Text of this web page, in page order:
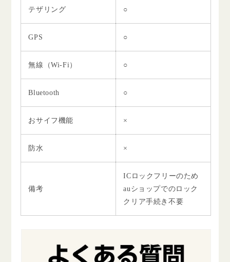
テザリング ○
GPS ○
無線（Wi-Fi） ○
Bluetooth ○
おサイフ機能 ×
防水 ×
備考
ICロックフリーのため
auショップでのロック
クリア手続き不要